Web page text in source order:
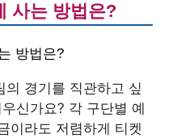
사는 방법은?
방법은?
의 경기를 직관하고 싶
신가요? 각 구단별 예
이라도 저렴하게 티켓